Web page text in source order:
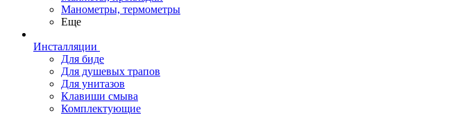
Манометры, термометры
Еще
Инсталляции
Для биде
Для душевых трапов
Для унитазов
Клавиши смыва
Комплектующие